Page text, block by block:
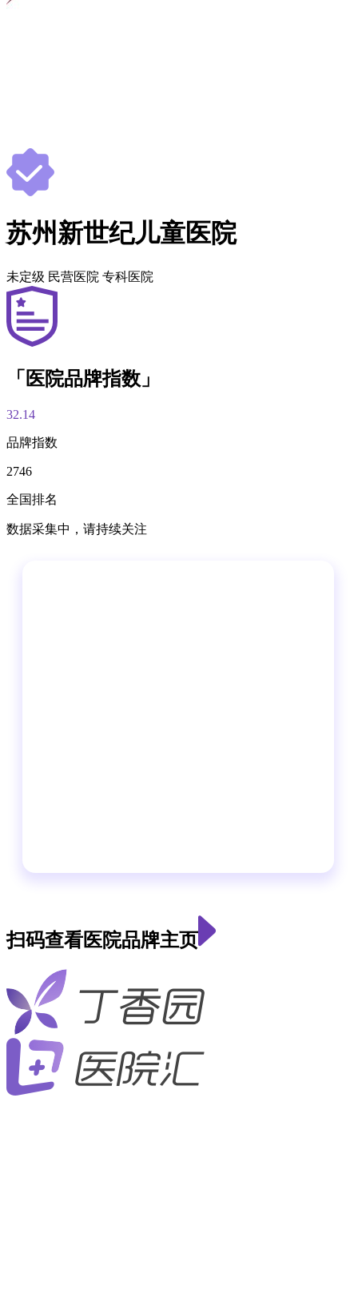
苏州新世纪儿童医院
未定级 民营医院 专科医院
「医院品牌指数」
32.14
品牌指数
2746
全国排名
数据采集中，请持续关注
扫码查看医院品牌主页